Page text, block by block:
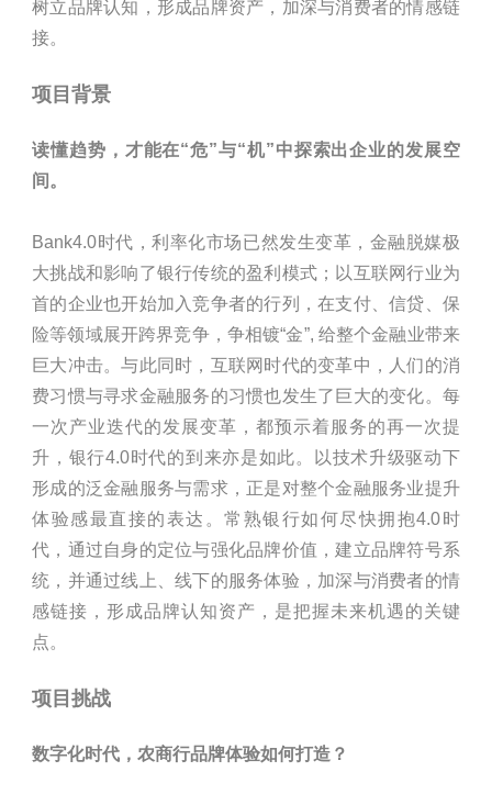
树立品牌认知，形成品牌资产，加深与消费者的情感链
接。
项目背景
读懂趋势，才能在“危”与“机”中探索出企业的发展空
间。
Bank4.0时代，利率化市场已然发生变革，金融脱媒极
大挑战和影响了银行传统的盈利模式；以互联网行业为
首的企业也开始加入竞争者的行列，在支付、信贷、保
险等领域展开跨界竞争，争相镀“金”, 给整个金融业带来
巨大冲击。与此同时，互联网时代的变革中，人们的消
费习惯与寻求金融服务的习惯也发生了巨大的变化。每
一次产业迭代的发展变革，都预示着服务的再一次提
升，银行4.0时代的到来亦是如此。以技术升级驱动下
形成的泛金融服务与需求，正是对整个金融服务业提升
体验感最直接的表达。常熟银行如何尽快拥抱4.0时
代，通过自身的定位与强化品牌价值，建立品牌符号系
统，并通过线上、线下的服务体验，加深与消费者的情
感链接，形成品牌认知资产，是把握未来机遇的关键
点。
项目挑战
数字化时代，农商行品牌体验如何打造？